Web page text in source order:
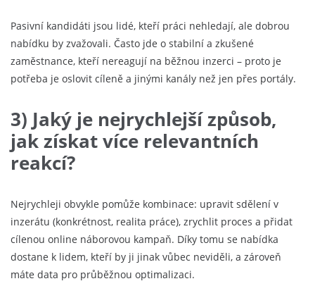
Pasivní kandidáti jsou lidé, kteří práci nehledají, ale dobrou
nabídku by zvažovali. Často jde o stabilní a zkušené
zaměstnance, kteří nereagují na běžnou inzerci – proto je
potřeba je oslovit cíleně a jinými kanály než jen přes portály.
3) Jaký je nejrychlejší způsob,
jak získat více relevantních
reakcí?
Nejrychleji obvykle pomůže kombinace: upravit sdělení v
inzerátu (konkrétnost, realita práce), zrychlit proces a přidat
cílenou online náborovou kampaň. Díky tomu se nabídka
dostane k lidem, kteří by ji jinak vůbec neviděli, a zároveň
máte data pro průběžnou optimalizaci.